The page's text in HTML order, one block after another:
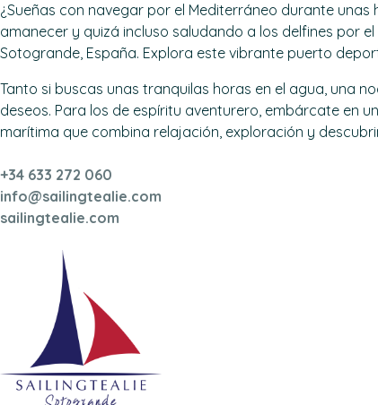
¿Sueñas con navegar por el Mediterráneo durante
amanecer y quizá incluso saludando a los delfines por
Sotogrande, España. Explora este vibrante puerto
Tanto si buscas unas tranquilas horas en el agua, una
deseos. Para los de espíritu aventurero, embárcate en
marítima que combina relajación, exploración y
+34 633 272 060
info@sailingtealie.com
sailingtealie.com